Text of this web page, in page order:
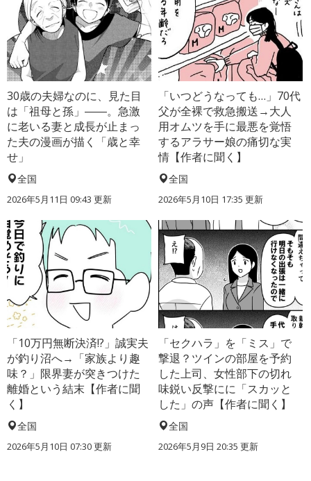
30歳の夫婦なのに、見た目
は「祖母と孫」――。急激
に老いる妻と成長が止まっ
た夫の漫画が描く「歳と幸
せ」
全国
2026年5月11日 09:43 更新
「いつどうなっても…」70代
父が全裸で救急搬送→大人
用オムツを手に最悪を覚悟
するアラサー娘の痛切な実
情【作者に聞く】
全国
2026年5月10日 17:35 更新
「10万円無断決済!?」誠実夫
が釣り沼へ→「家族より趣
味？」限界妻が突きつけた
離婚という結末【作者に聞
く】
全国
2026年5月10日 07:30 更新
「セクハラ」を「ミス」で
撃退？ツインの部屋を予約
した上司、女性部下の切れ
味鋭い反撃にに「スカッと
した」の声【作者に聞く】
全国
2026年5月9日 20:35 更新